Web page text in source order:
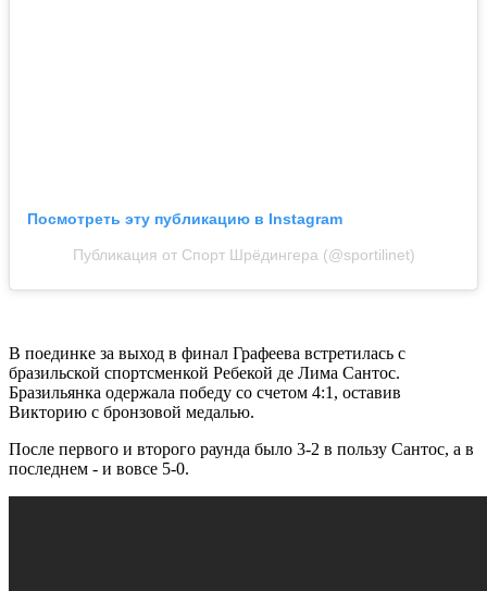
Посмотреть эту публикацию в Instagram
Публикация от Спорт Шрёдингера (@sportilinet)
В поединке за выход в финал Графеева встретилась с
бразильской спортсменкой Ребекой де Лима Сантос.
Бразильянка одержала победу со счетом 4:1, оставив
Викторию с бронзовой медалью.
После первого и второго раунда было 3-2 в пользу Сантос, а в
последнем - и вовсе 5-0.